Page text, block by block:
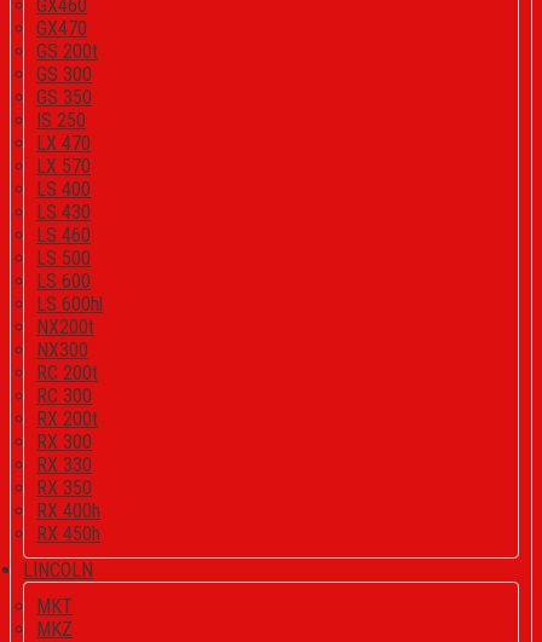
GX460
GX470
GS 200t
GS 300
GS 350
IS 250
LX 470
LX 570
LS 400
LS 430
LS 460
LS 500
LS 600
LS 600hl
NX200t
NX300
RC 200t
RC 300
RX 200t
RX 300
RX 330
RX 350
RX 400h
RX 450h
LINCOLN
MKT
MKZ